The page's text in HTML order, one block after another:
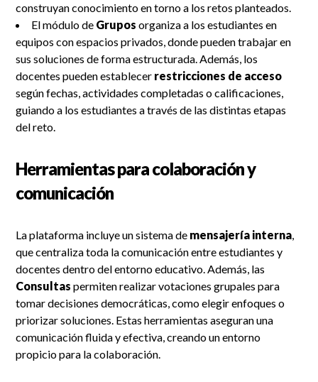
construyan conocimiento en torno a los retos planteados.
El módulo de Grupos organiza a los estudiantes en
equipos con espacios privados, donde pueden trabajar en
sus soluciones de forma estructurada. Además, los
docentes pueden establecer restricciones de acceso
según fechas, actividades completadas o calificaciones,
guiando a los estudiantes a través de las distintas etapas
del reto.
Herramientas para colaboración y
comunicación
La plataforma incluye un sistema de mensajería interna,
que centraliza toda la comunicación entre estudiantes y
docentes dentro del entorno educativo. Además, las
Consultas permiten realizar votaciones grupales para
tomar decisiones democráticas, como elegir enfoques o
priorizar soluciones. Estas herramientas aseguran una
comunicación fluida y efectiva, creando un entorno
propicio para la colaboración.